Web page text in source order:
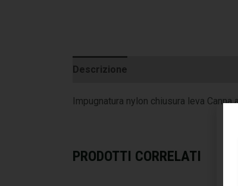
Descrizione
Impugnatura nylon chiusura leva
PRODOTTI CORRELATI